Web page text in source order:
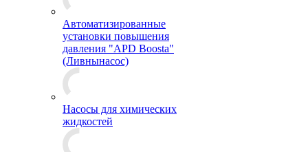
Автоматизированные
установки повышения
давления "APD Boosta"
(Ливнынасос)
Насосы для химических
жидкостей